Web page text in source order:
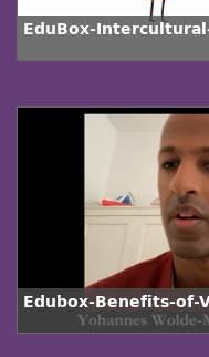
EduBox-
Edubox-Benefits-of-